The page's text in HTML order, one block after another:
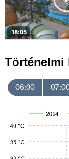
18:05
Történelmi
06:00